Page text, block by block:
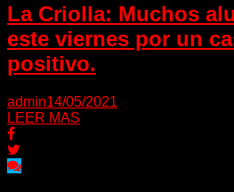
La Criolla: Muchos
este viernes por un
positivo.
admin14/05/2021
LEER MAS